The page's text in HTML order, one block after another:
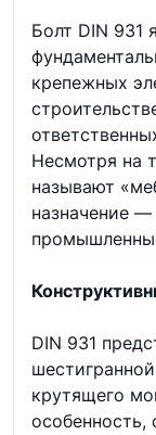
Болт DIN 931
крепежных
Несмотря на
называют
назначение
DIN 931
крутящего
особенность,